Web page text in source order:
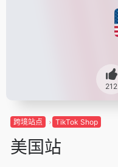
212
跨境站点 TikTok Shop
美国站